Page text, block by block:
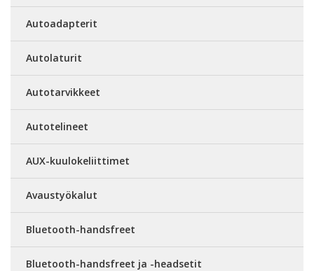
Autoadapterit
Autolaturit
Autotarvikkeet
Autotelineet
AUX-kuulokeliittimet
Avaustyökalut
Bluetooth-handsfreet
Bluetooth-handsfreet ja -headsetit